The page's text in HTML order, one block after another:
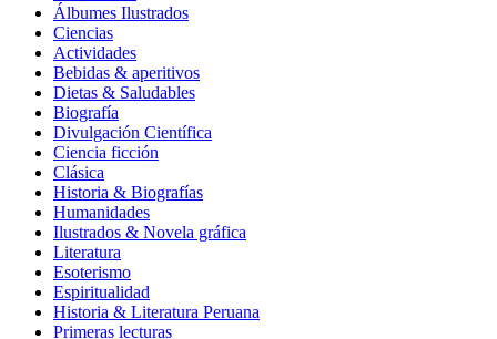
Álbumes Ilustrados
Ciencias
Actividades
Bebidas & aperitivos
Dietas & Saludables
Biografía
Divulgación Científica
Ciencia ficción
Clásica
Historia & Biografías
Humanidades
Ilustrados & Novela gráfica
Literatura
Esoterismo
Espiritualidad
Historia & Literatura Peruana
Primeras lecturas